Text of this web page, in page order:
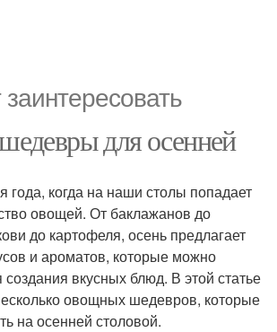
для осенней
года, когда на наши столы попадает
овощей. От баклажанов до
до картофеля, осень предлагает
и ароматов, которые можно
создания вкусных блюд. В этой статье
овощных шедевров, которые
на осенней столовой.